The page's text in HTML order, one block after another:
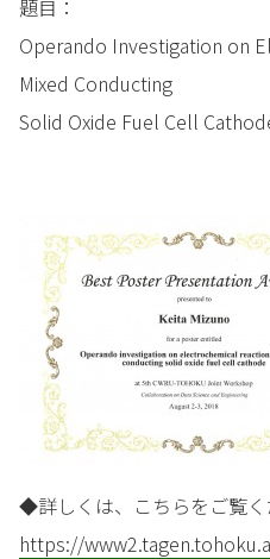
題目：
Operando Investigation on
Mixed Conducting
Solid Oxide Fuel Cell
◆詳しくは、こちらをご覧く
https://